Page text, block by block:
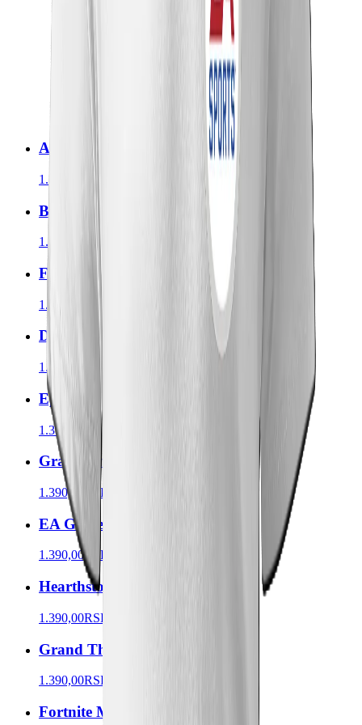
Assassins Creed Majica Grb
1.390,00 RSD
Brawl Stars Majica Grb
1.390,00 RSD
Fifa Majica Grb
1.390,00
Discord Majica Grb
1.390,00
Epic Games Majica Grb
1.390,00 RSD
Grand Theft Auto Vi Majica Grb
1.390,00 RSD
EA Games Majica Grb
1.390,00RSD
Hearthstone Majica Grb
1.390,00RSD
Grand Theft Auto V Majica Grb
1.390,00RSD
Fortnite Majica Grb